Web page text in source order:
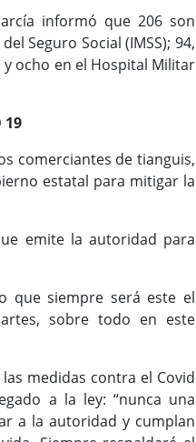
informó que 206 son
Seguro Social (IMSS); 94,
y ocho en el Hospital Militar
19
comerciantes de tianguis,
estatal para mitigar la
emite la autoridad para
que siempre será este el
sobre todo en este
medidas contra el Covid
a la ley: “nunca una
a la autoridad y cumplan